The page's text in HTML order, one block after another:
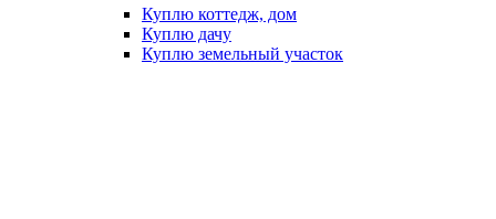
Куплю коттедж, дом
Куплю дачу
Куплю земельный участок